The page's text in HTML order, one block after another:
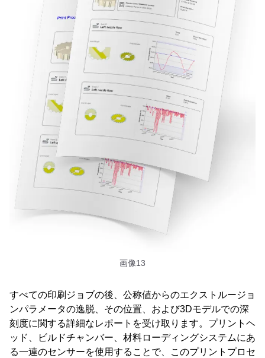
画像13
すべての印刷ジョブの後、公称値からのエクストルージョ
ンパラメータの逸脱、その位置、および3Dモデルでの深
刻度に関する詳細なレポートを受け取ります。プリントヘ
ッド、ビルドチャンバー、材料ローディングシステムにあ
る一連のセンサーを使用することで、このプリントプロセ